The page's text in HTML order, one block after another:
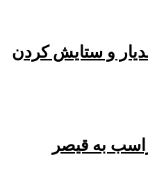
و ستایش کردن
به قیصر